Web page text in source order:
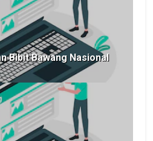
Bibit Bawang Nasional